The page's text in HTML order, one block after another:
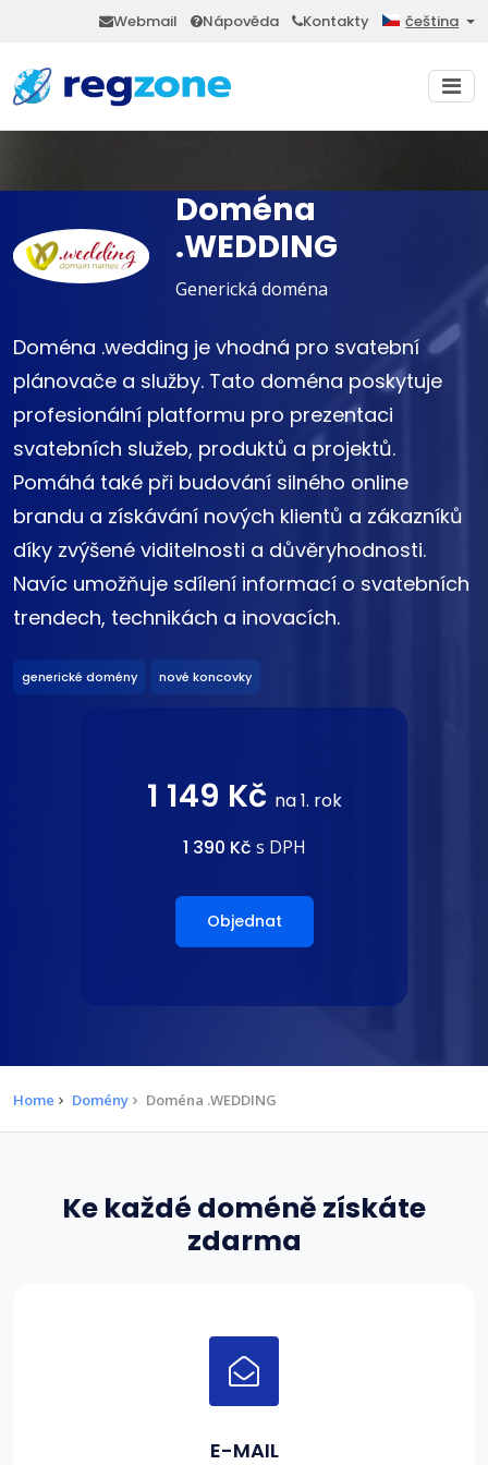
Webmail Nápověda Kontakty čeština
Doména
.WEDDING
Generická doména
Doména .wedding je vhodná pro svatební
plánovače a služby. Tato doména poskytuje
profesionální platformu pro prezentaci
svatebních služeb, produktů a projektů.
Pomáhá také při budování silného online
brandu a získávání nových klientů a zákazníků
díky zvýšené viditelnosti a důvěryhodnosti.
Navíc umožňuje sdílení informací o svatebních
trendech, technikách a inovacích.
generické domény nové koncovky
1 149 Kč na 1. rok
1 390 Kč s DPH
Objednat
Home Domény Doména .WEDDING
Ke každé doméně získáte
zdarma
E-MAIL